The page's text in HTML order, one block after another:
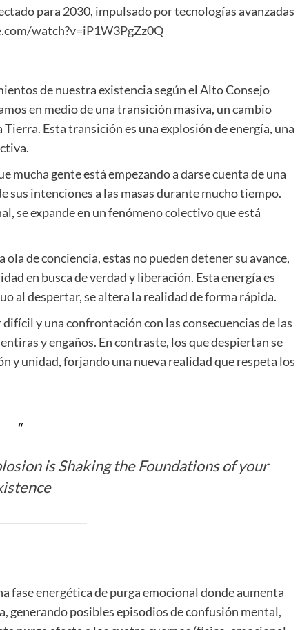
para 2030, impulsado por tecnologías avanzadas
watch?v=iP1W3PgZz0Q
de nuestra existencia según el Alto Consejo
en medio de una transición masiva, un cambio
Esta transición es una explosión de energía, una
mucha gente está empezando a darse cuenta de una
intenciones a las masas durante mucho tiempo.
se expande en un fenómeno colectivo que está
de conciencia, estas no pueden detener su avance,
en busca de verdad y liberación. Esta energía es
al despertar, se altera la realidad de forma rápida.
y una confrontación con las consecuencias de las
y engaños. En contraste, los que despiertan se
y unidad, forjando una nueva realidad que respeta los
is Shaking the Foundations of your
fase energética de purga emocional donde aumenta
generando posibles episodios de confusión mental,